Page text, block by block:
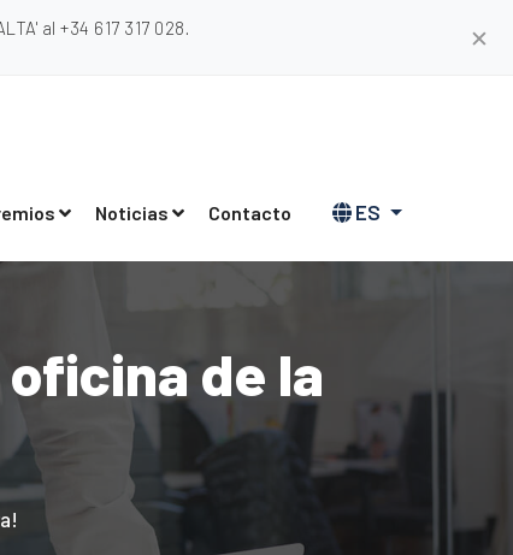
al +34 617 317 028. ✕
Noticias Contacto ES
de la